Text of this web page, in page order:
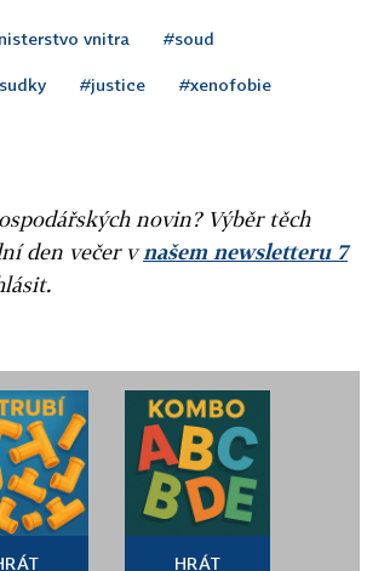
vnitra #soud
#justice #xenofobie
novin? Výběr těch
den večer vnašem newsletteru 7
HRÁT